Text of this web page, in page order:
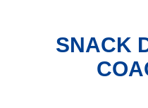
SNACK